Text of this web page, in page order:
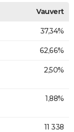
Vauvert
37,34%
62,66%
2,50%
1,88%
11 338